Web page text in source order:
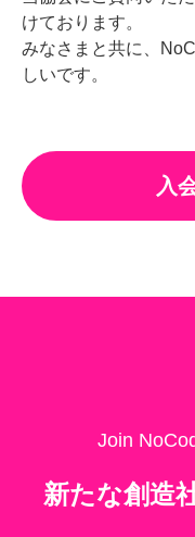
けております。
みなさまと共に、
しいです。
入
Join
新たな創造